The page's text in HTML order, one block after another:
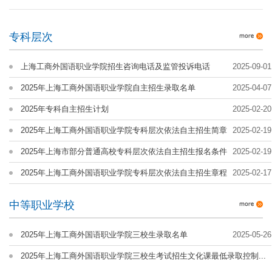
专科层次
上海工商外国语职业学院招生咨询电话及监管投诉电话 2025-09-01
2025年上海工商外国语职业学院自主招生录取名单 2025-04-07
2025年专科自主招生计划 2025-02-20
2025年上海工商外国语职业学院专科层次依法自主招生简章 2025-02-19
2025年上海市部分普通高校专科层次依法自主招生报名条件 2025-02-19
2025年上海工商外国语职业学院专科层次依法自主招生章程 2025-02-17
中等职业学校
2025年上海工商外国语职业学院三校生录取名单 2025-05-26
2025年上海工商外国语职业学院三校生考试招生文化课最低录取控制...